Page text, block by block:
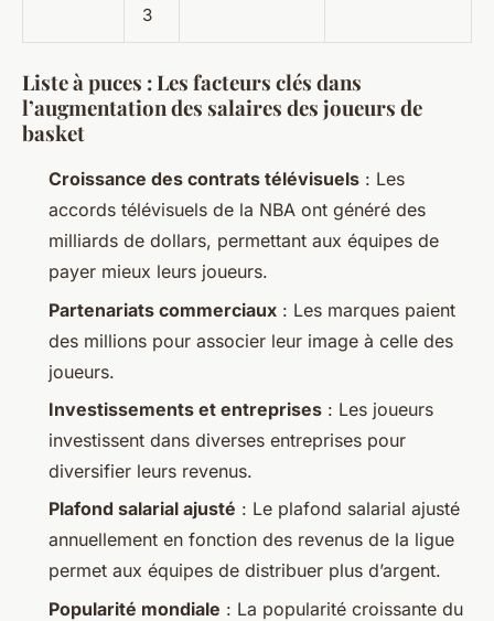
3
Liste à puces : Les facteurs clés dans
l’augmentation des salaires des joueurs de
basket
Croissance des contrats télévisuels : Les
accords télévisuels de la NBA ont généré des
milliards de dollars, permettant aux équipes de
payer mieux leurs joueurs.
Partenariats commerciaux : Les marques paient
des millions pour associer leur image à celle des
joueurs.
Investissements et entreprises : Les joueurs
investissent dans diverses entreprises pour
diversifier leurs revenus.
Plafond salarial ajusté : Le plafond salarial ajusté
annuellement en fonction des revenus de la ligue
permet aux équipes de distribuer plus d’argent.
Popularité mondiale : La popularité croissante du